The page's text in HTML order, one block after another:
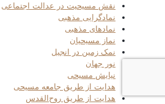
نقش مسیحیت در عدالت اجتماعی
نمادگرایی مذهبی
نمادهای مذهبی
نماز مسیحیان
نمک زمین در انجیل
نور جهان
نیایش مسیحی
هدایت از طریق جامعه مسیحی
هدایت از طریق روح‌القدس